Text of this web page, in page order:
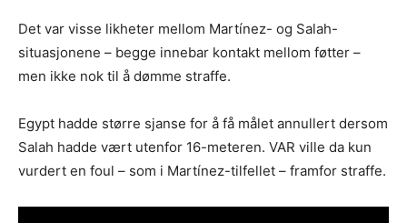
Det var visse likheter mellom Martínez- og Salah-
situasjonene – begge innebar kontakt mellom føtter –
men ikke nok til å dømme straffe.
Egypt hadde større sjanse for å få målet annullert dersom
Salah hadde vært utenfor 16-meteren. VAR ville da kun
vurdert en foul – som i Martínez-tilfellet – framfor straffe.